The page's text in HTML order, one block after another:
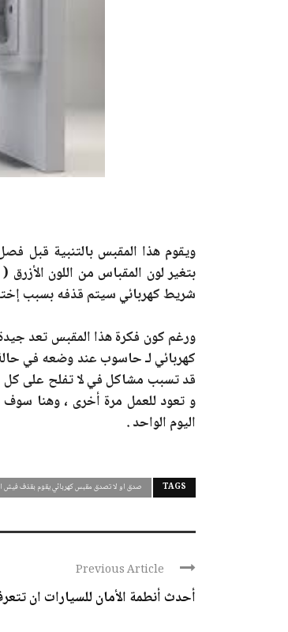
بتغير لون المقباس من اللون
شريط كهربائي سيتم قذفه بسبب إختلاف
ورغم كون فكرة هذا المقبس تعد
كهربائي لـ حاسوب عند وضعه في
قد تسبب مشاكل في لا تفلح على كل
و تعود للعمل مرة أخرى ، وهنا
اليوم الواحد .
TAGS صدق او لا تصدق مقبس كهربائي يقوم بقذف فيش
Previous Article
أحدث أنطمة الأمان للسيارات ان